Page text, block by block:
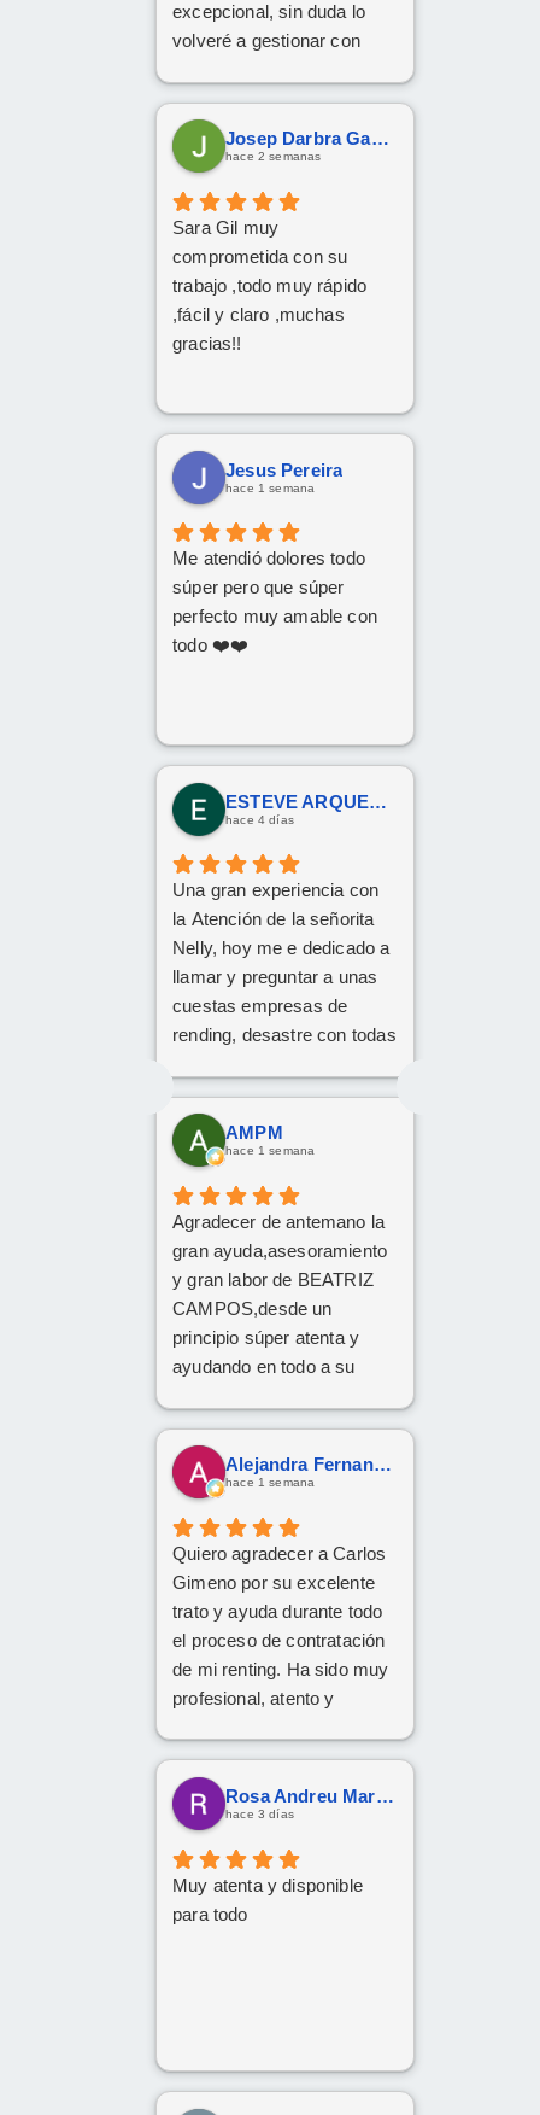
excepcional, sin duda lo
volveré a gestionar con
contrataciones.
Josep Darbra Gaset
hace 2 semanas
Sara Gil muy
comprometida con su
trabajo ,todo muy rápido
,fácil y claro ,muchas
gracias!!
Jesus Pereira
hace 1 semana
Me atendió dolores todo
súper pero que súper
perfecto muy amable con
todo ❤️❤️
ESTEVE ARQUES SENDRA
hace 4 días
Una gran experiencia con
la Atención de la señorita
Nelly, hoy me e dedicado a
llamar y preguntar a unas
cuestas empresas de
rending, desastre con todas
hamablemente una chica
llamada Nelly. No me a
puesta ni el más pequeño
las preguntas que le e
echo.
Una atención fantástica
AMPM
hace 1 semana
Agradecer de antemano la
gran ayuda,asesoramiento
y gran labor de BEATRIZ
CAMPOS,desde un
principio súper atenta y
ayudando en todo a su
recomendable,grandes
profesionales
Alejandra Fernandez
hace 1 semana
Quiero agradecer a Carlos
Gimeno por su excelente
trato y ayuda durante todo
el proceso de contratación
de mi renting. Ha sido muy
profesional, atento y
por todo!
Rosa Andreu Martinez
hace 3 días
Muy atenta y disponible
para todo